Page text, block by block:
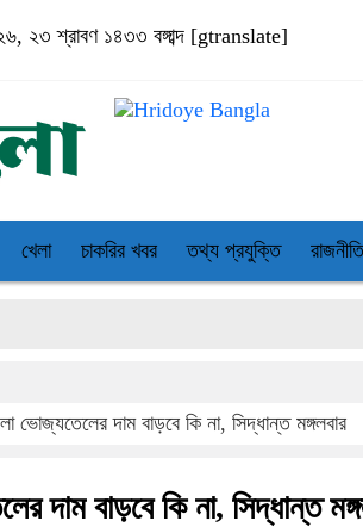
২৩ শ্রাবণ ১৪৩৩ বঙ্গাব্দ [gtranslate]
খেলা চাকরির খবর তথ্য প্রযুক্তি রাজনীতি
ভোজ্যতেলের দাম বাড়বে কি না, সিদ্ধান্ত মঙ্গলবার
দাম বাড়বে কি না, সিদ্ধান্ত